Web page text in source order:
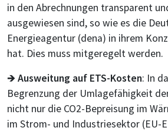
in den Abrechnungen transparent
ausgewiesen sind, so wie es die
Energieagentur (dena) in ihrem
hat. Dies muss mitgeregelt werden.
🡺Ausweitung auf ETS-Kosten: In
Begrenzung der Umlagefähigkeit
nicht nur die CO2-Bepreisung im
im Strom- und Industriesektor (EU-